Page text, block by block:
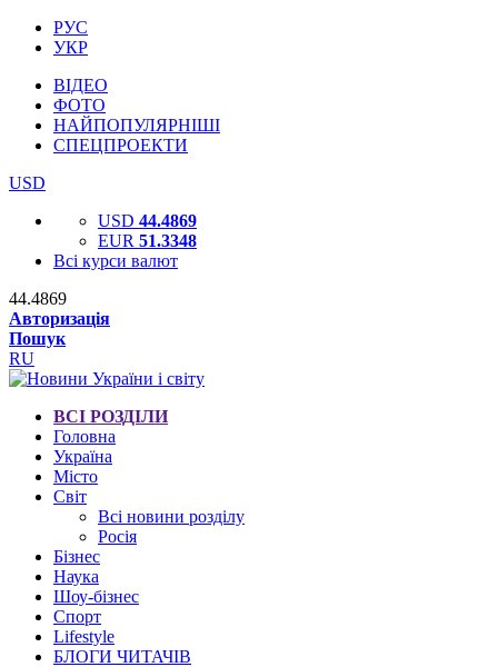
РУС
УКР
ВІДЕО
ФОТО
НАЙПОПУЛЯРНІШІ
СПЕЦПРОЕКТИ
USD
USD 44.4869
EUR 51.3348
Всі курси валют
44.4869
Авторизація
Пошук
RU
ВСІ РОЗДІЛИ
Головна
Україна
Місто
Світ
Всі новини розділу
Росія
Бізнес
Наука
Шоу-бізнес
Спорт
Lifestyle
БЛОГИ ЧИТАЧІВ